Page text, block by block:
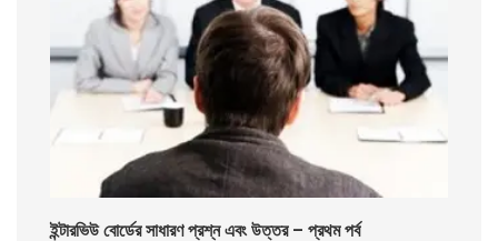
ইন্টারভিউ বোর্ডের সাধারণ প্রশ্ন এবং উত্তর – প্রথম পর্ব